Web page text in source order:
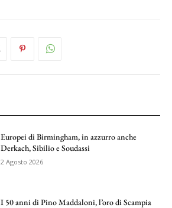
Europei di Birmingham, in azzurro anche
Derkach, Sibilio e Soudassi
2 Agosto 2026
I 50 anni di Pino Maddaloni, l’oro di Scampia